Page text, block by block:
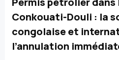
Conkouati-Douli : la
congolaise et
l’annulation